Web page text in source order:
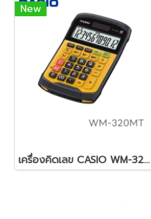
New
เครื่องคิดเลข CASIO WM-320MT